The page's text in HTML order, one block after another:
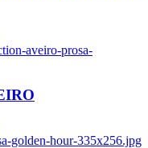
aveiro-prosa-
golden-hour-335x256.jpg